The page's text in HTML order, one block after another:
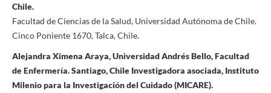
Chile.
Facultad de Ciencias de la Salud, Universidad Autónoma de Chile.
Cinco Poniente 1670, Talca, Chile.
Alejandra Ximena Araya, Universidad Andrés Bello, Facultad
de Enfermería. Santiago, Chile Investigadora asociada, Instituto
Milenio para la Investigación del Cuidado (MICARE).